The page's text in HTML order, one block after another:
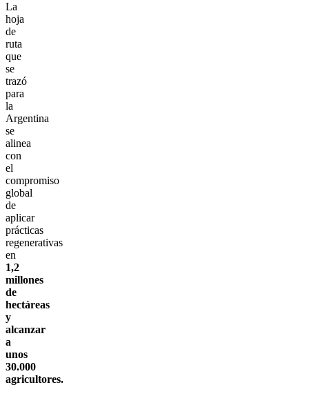
La
hoja
de
ruta
que
se
trazó
para
la
Argentina
se
alinea
con
el
compromiso
global
de
aplicar
prácticas
regenerativas
en
1,2
millones
de
hectáreas
y
alcanzar
a
unos
30.000
agricultores.